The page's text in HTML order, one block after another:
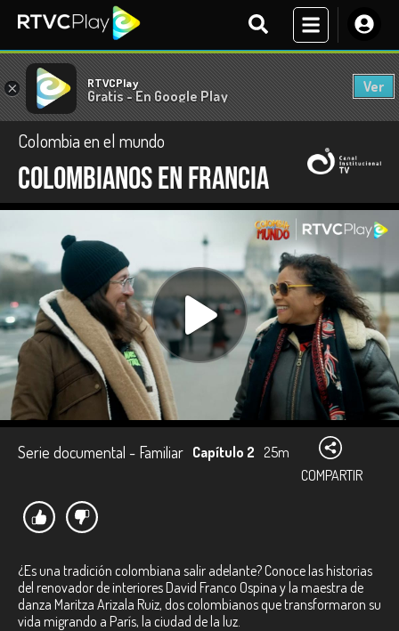
× RTVCPlay
Gratis - En Google Play
Ver
Colombia en el mundo
Colombianos en Francia
Serie documental - Familiar Capítulo 2 25m
COMPARTIR
¿Es una tradición colombiana salir adelante? Conoce las historias
del renovador de interiores David Franco Ospina y la maestra de
danza Maritza Arizala Ruiz, dos colombianos que transformaron su
vida migrando a París, la ciudad de la luz.